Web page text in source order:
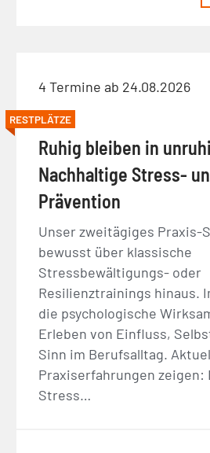
4 Termine ab 24.08.2026
RESTPLÄTZE
Ruhig bleiben in
Nachhaltige Stress-
Prävention
Unser zweitägiges Praxis-
bewusst über klassische
Stressbewältigungs- oder
Resilienztrainings hinaus.
die psychologische
Erleben von Einfluss,
Sinn im Berufsalltag.
Praxiserfahrungen zeigen:
Stress…